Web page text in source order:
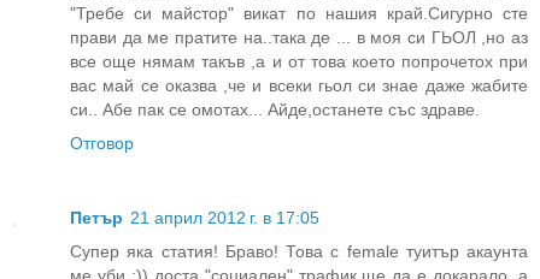
"Требе си майстор" викат по нашия край.Сигурно сте
прави да ме пратите на..така де ... в моя си ГЬОЛ ,но аз
все още нямам такъв ,а и от това което попрочетох при
вас май се оказва ,че и всеки гьол си знае даже жабите
си.. Абе пак се омотах... Айде,останете със здраве.
Отговор
Петър 21 април 2012 г. в 17:05
Супер яка статия! Браво! Това с female туитър акаунта